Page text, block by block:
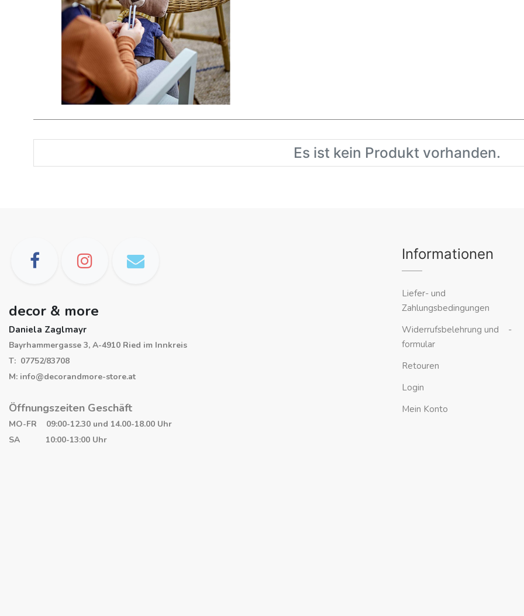
Es ist kein Produkt vorhanden.
decor & more
Daniela Zaglmayr
Bayrhammergasse 3, A-4910 Ried im Innkreis
T: 07752/83708
M: info@decorandmore-store.at
Öffnungszeiten Geschäft
MO-FR 09:00-12.30 und 14.00-18.00 Uhr
SA 10:00-13:00 Uhr
Informationen
Liefer- und
Zahlungsbedingungen
Widerrufsbelehrung und -
formular
Retouren
Login
Mein Konto